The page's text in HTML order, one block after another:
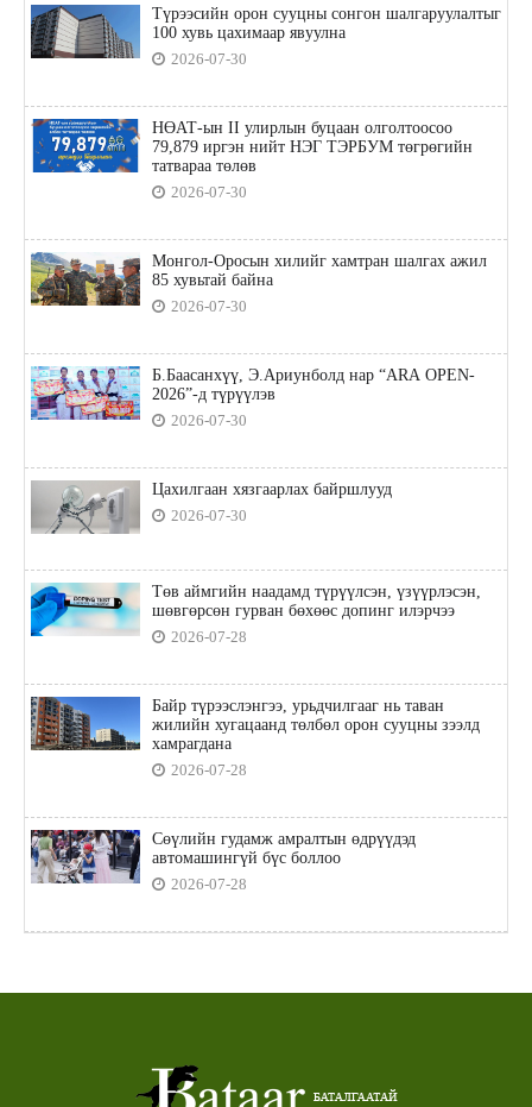
Түрээсийн орон сууцны сонгон шалгаруулалтыг
100 хувь цахимаар явуулна
2026-07-30
НӨАТ-ын II улирлын буцаан олголтоосоо
79,879 иргэн нийт НЭГ ТЭРБУМ төгрөгийн
татвараа төлөв
2026-07-30
Монгол-Оросын хилийг хамтран шалгах ажил
85 хувьтай байна
2026-07-30
Б.Баасанхүү, Э.Ариунболд нар “ARA OPEN-
2026”-д түрүүлэв
2026-07-30
Цахилгаан хязгаарлах байршлууд
2026-07-30
Төв аймгийн наадамд түрүүлсэн, үзүүрлэсэн,
шөвгөрсөн гурван бөхөөс допинг илэрчээ
2026-07-28
Байр түрээслэнгээ, урьдчилгааг нь таван
жилийн хугацаанд төлбөл орон сууцны зээлд
хамрагдана
2026-07-28
Сөүлийн гудамж амралтын өдрүүдэд
автомашингүй бүс боллоо
2026-07-28